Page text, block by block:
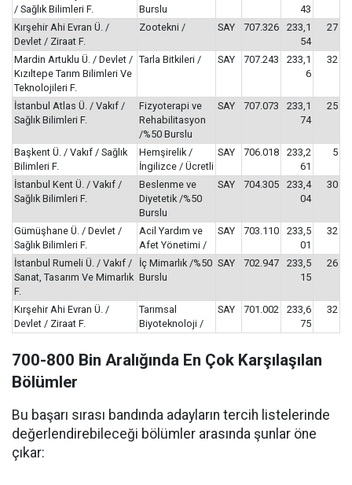
/ Sağlık Bilimleri F.
Burslu
43
Kırşehir Ahi Evran Ü. /
Devlet / Ziraat F.
Zootekni / SAY 707.326
233,1
54
27
Mardin Artuklu Ü. / Devlet /
Kızıltepe Tarım Bilimleri Ve
Teknolojileri F.
Tarla Bitkileri / SAY 707.243
233,1
6
32
İstanbul Atlas Ü. / Vakıf /
Sağlık Bilimleri F.
Fizyoterapi ve
Rehabilitasyon
/%50 Burslu
SAY 707.073
233,1
74
25
Başkent Ü. / Vakıf / Sağlık
Bilimleri F.
Hemşirelik /
İngilizce / Ücretli
SAY 706.018
233,2
61
5
İstanbul Kent Ü. / Vakıf /
Sağlık Bilimleri F.
Beslenme ve
Diyetetik /%50
Burslu
SAY 704.305
233,4
04
30
Gümüşhane Ü. / Devlet /
Sağlık Bilimleri F.
Acil Yardım ve
Afet Yönetimi /
SAY 703.110
233,5
01
32
İstanbul Rumeli Ü. / Vakıf /
Sanat, Tasarım Ve Mimarlık
F.
İç Mimarlık /%50
Burslu
SAY 702.947
233,5
15
26
Kırşehir Ahi Evran Ü. /
Devlet / Ziraat F.
Tarımsal
Biyoteknoloji /
SAY 701.002
233,6
75
32
700-800 Bin Aralığında En Çok Karşılaşılan
Bölümler
Bu başarı sırası bandında adayların tercih listelerinde
değerlendirebileceği bölümler arasında şunlar öne
çıkar: